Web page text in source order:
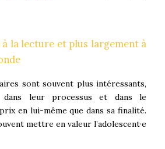
à la lecture et plus largement à
sont souvent plus intéressants,
dans leur processus et dans le
en lui-même que dans sa finalité.
mettre en valeur l’adolescent·e